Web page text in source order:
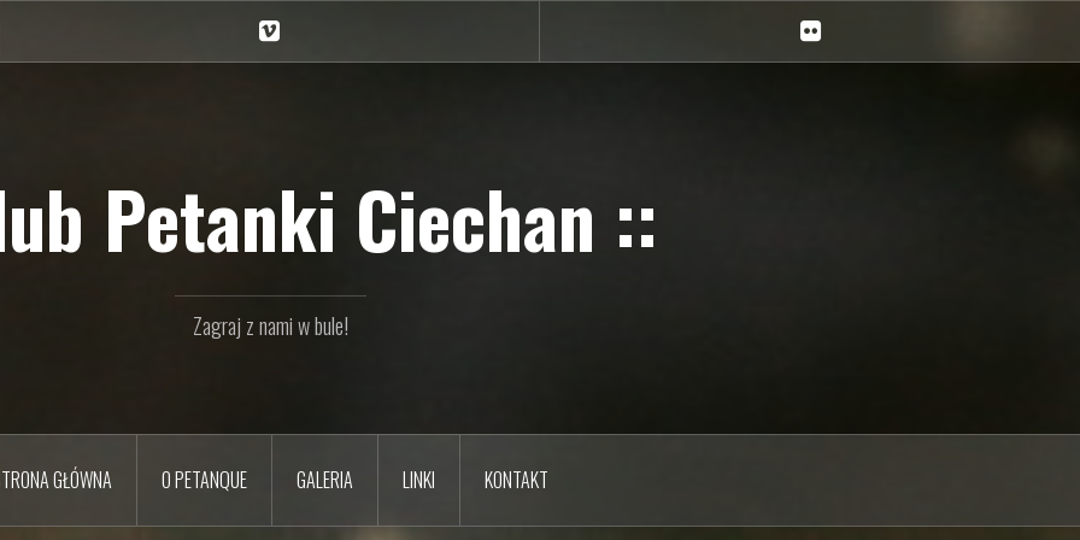
na
na
Petanki Ciechan ::
Zagraj z nami w bule!
GŁÓWNA O PETANQUE GALERIA LINKI KONTAKT